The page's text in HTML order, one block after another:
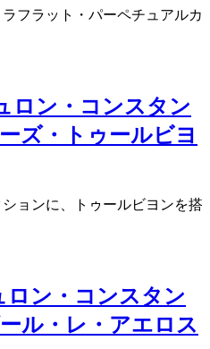
フラット・パーペチュアルカ
ロン・コンスタン
ズ・トゥールビヨ
ョンに、トゥールビヨンを搭
ロン・コンスタン
ル・レ・アエロス